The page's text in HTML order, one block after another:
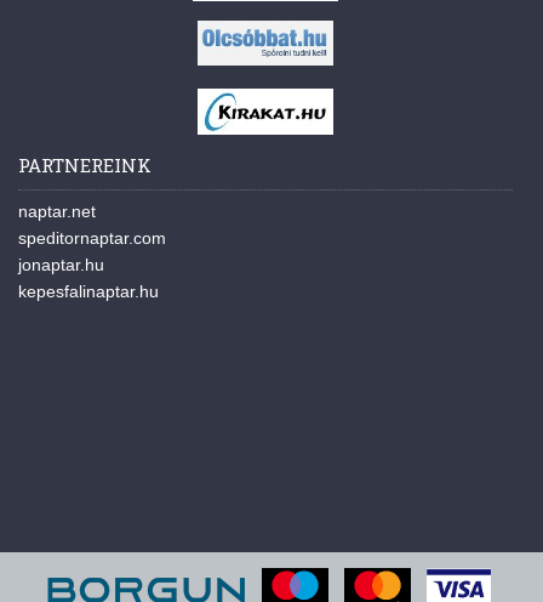
PARTNEREINK
naptar.net
speditornaptar.com
jonaptar.hu
kepesfalinaptar.hu